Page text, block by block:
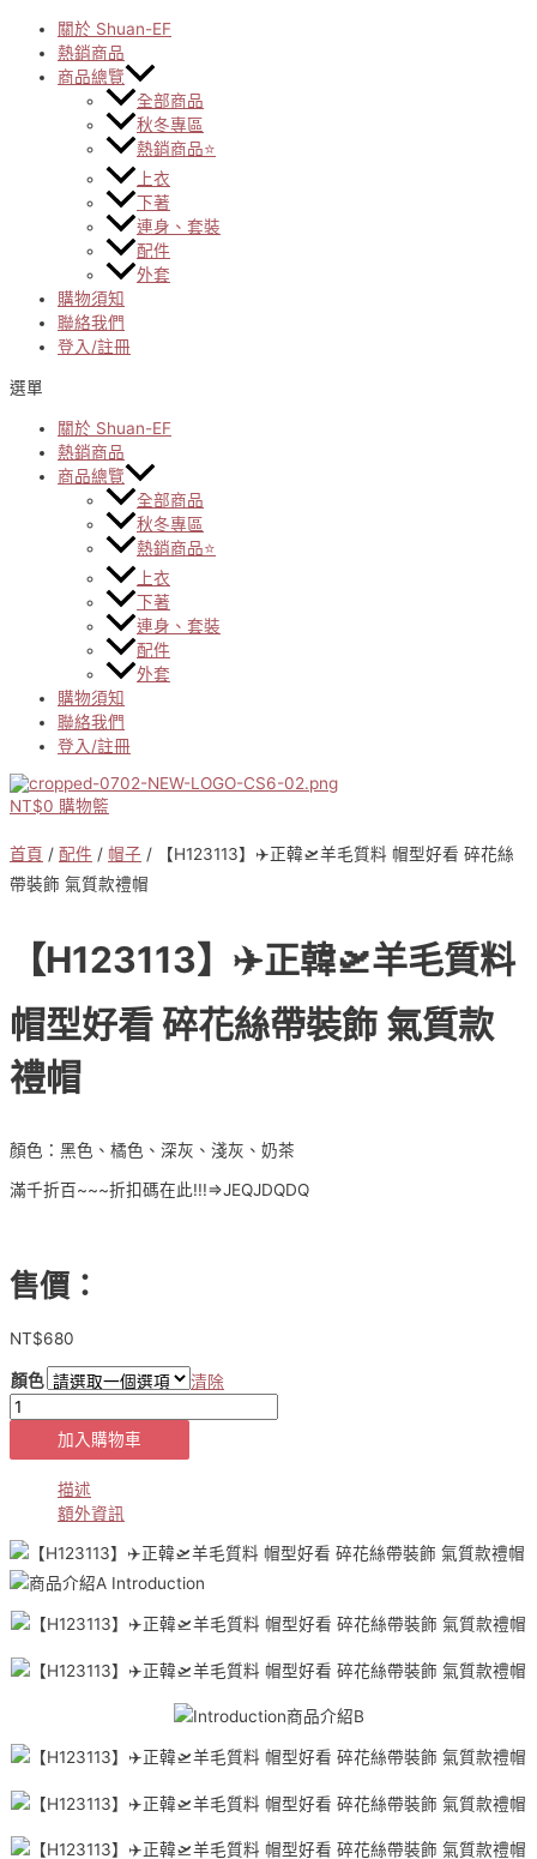
關於 Shuan-EF
熱銷商品
商品總覽
全部商品
秋冬專區
熱銷商品⭐
上衣
下著
連身、套裝
配件
外套
購物須知
聯絡我們
登入/註冊
選單
關於 Shuan-EF
熱銷商品
商品總覽
全部商品
秋冬專區
熱銷商品⭐
上衣
下著
連身、套裝
配件
外套
購物須知
聯絡我們
登入/註冊
NT$0 購物籃
首頁 / 配件 / 帽子 / 【H123113】✈️正韓🛫羊毛質料 帽型好看 碎花絲
帶裝飾 氣質款禮帽
【H123113】✈️正韓🛫羊毛質料
帽型好看 碎花絲帶裝飾 氣質款
禮帽
顏色：黑色、橘色、深灰、淺灰、奶茶
滿千折百~~~折扣碼在此!!!⇒JEQJDQDQ
售價：
NT$680
顏色
清除
【H123113】
✈️
正
毛
質
帽
好
花
絲
帶
裝
飾
加入購物車
描述
額外資訊